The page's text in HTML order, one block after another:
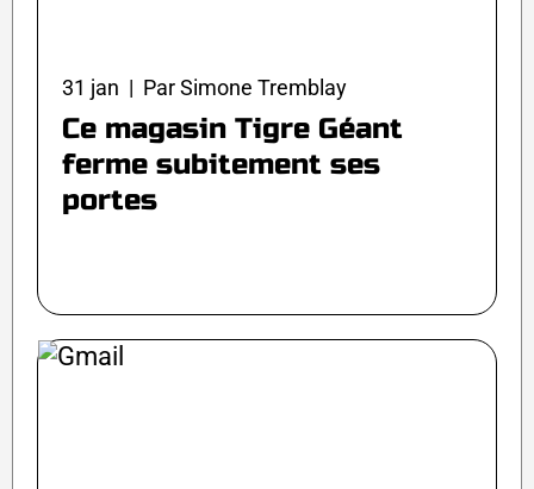
31 jan | Par Simone Tremblay
Ce magasin Tigre Géant
ferme subitement ses
portes